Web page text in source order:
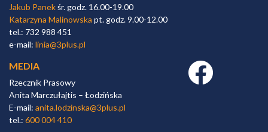
Jakub Panekśr. godz. 16.00-19.00
Katarzyna Malinowska pt. godz. 9.00-12.00
tel.: 732 988 451
e-mail: linia@3plus.pl
MEDIA
Rzecznik Prasowy
Anita Marczułajtis – Łodzińska
E-mail: anita.lodzinska@3plus.pl
tel.: 600 004 410
Facebook link